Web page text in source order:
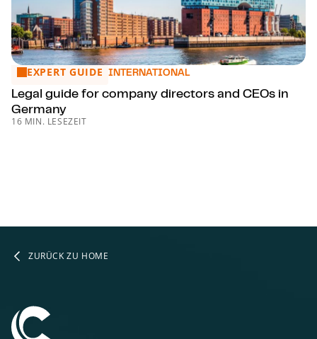
Legal guide for company directors and CEOs in Germany
EXPERT GUIDE INTERNATIONAL
Legal guide for company directors and CEOs in
Germany
16 MIN. LESEZEIT
ZURÜCK ZU HOME